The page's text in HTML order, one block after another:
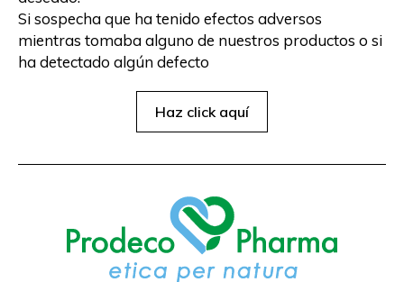
Si sospecha que ha tenido efectos adversos
mientras tomaba alguno de nuestros productos o si
ha detectado algún defecto
Haz click aquí